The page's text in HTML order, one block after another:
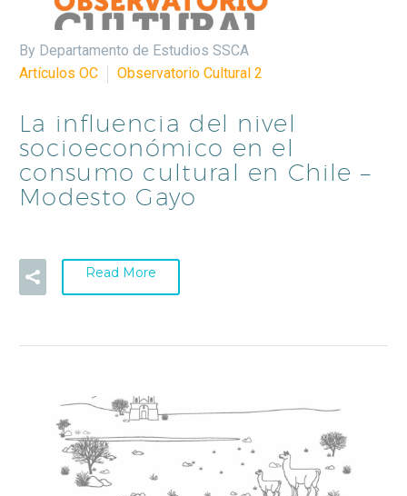
By Departamento de Estudios SSCA
Artículos OC
Observatorio Cultural 2
La influencia del nivel
socioeconómico en el
consumo cultural en Chile –
Modesto Gayo
Read More